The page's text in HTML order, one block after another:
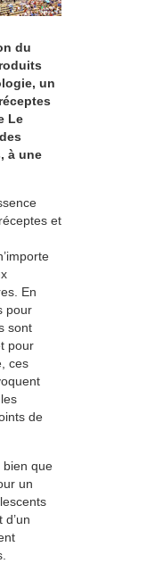
du
un
Le
à une
et
En
pour
sont
pour
ces
de
bien que
un